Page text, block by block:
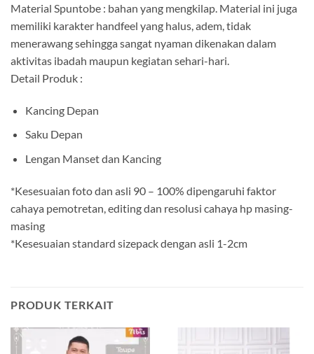
Material Spuntobe : bahan yang mengkilap. Material ini juga
memiliki karakter handfeel yang halus, adem, tidak
menerawang sehingga sangat nyaman dikenakan dalam
aktivitas ibadah maupun kegiatan sehari-hari.
Detail Produk :
Kancing Depan
Saku Depan
Lengan Manset dan Kancing
*Kesesuaian foto dan asli 90 – 100% dipengaruhi faktor
cahaya pemotretan, editing dan resolusi cahaya hp masing-
masing
*Kesesuaian standard sizepack dengan asli 1-2cm
PRODUK TERKAIT